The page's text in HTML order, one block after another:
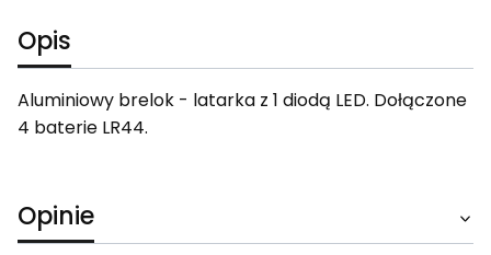
Opis
Aluminiowy brelok - latarka z 1 diodą LED. Dołączone
4 baterie LR44.
Opinie